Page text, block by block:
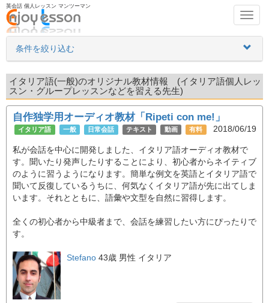
英会話 個人レッスン マンツーマン
条件を絞り込む
イタリア語(一般)のオリジナル教材情報 (イタリア語個人レッ
スン・グループレッスンなどを習える先生)
自作独学用オーディオ教材「Ripeti con me!」
イタリア語 一般 日常会話 テキスト 動画 有料 2018/06/19
私が会話を中心に開発しました、イタリア語オーディオ教材で
す。聞いたり発声したりすることにより、初心者からネイティブ
のように習うようになります。簡単な例文を英語とイタリア語で
聞いて反復しているうちに、何気なくイタリア語が先に出てしま
います。それとともに、語彙や文型を自然に習得します。
全くの初心者から中級者まで、会話を練習したい方にぴったりで
す。
Stefano 43歳 男性 イタリア